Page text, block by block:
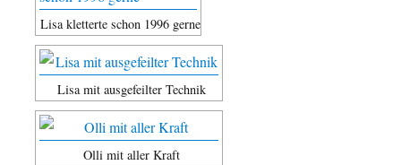
Lisa kletterte schon 1996 gerne
Lisa mit ausgefeilter Technik
Olli mit aller Kraft